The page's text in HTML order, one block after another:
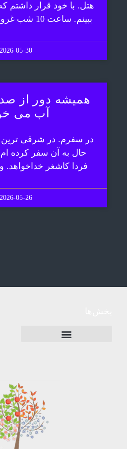
هتل. با خود قرار داشتم
ببینم. ساعت 10 شب غروب می شود. پس
2026-05-30
همیشه دور از
آب می
در سفرم. در شرقی ترین
حال به آن سفر کرده
فردا کاشغر خداخواهد.
2026-05-26